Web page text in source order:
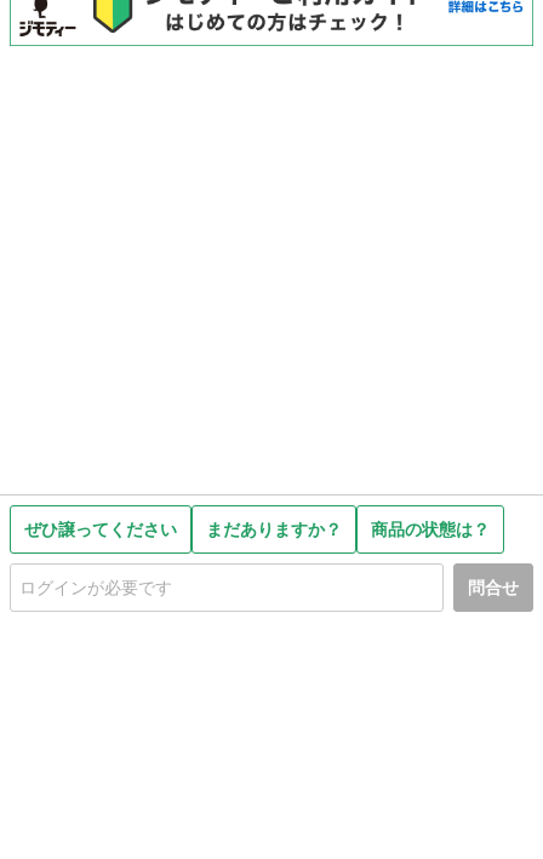
ぜひ譲ってください まだありますか？ 商品の状態は？
問合せ